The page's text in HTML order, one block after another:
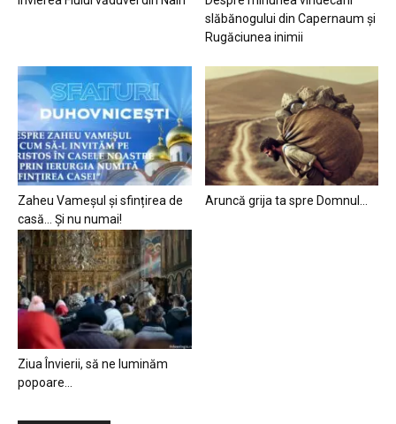
slăbănogului din Capernaum și
Rugăciunea inimii
Zaheu Vameșul și sfințirea de
casă… Și nu numai!
Aruncă grija ta spre Domnul…
Ziua Învierii, să ne luminăm
popoare…